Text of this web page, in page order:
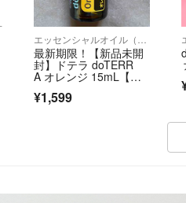
最新期限！【新品未開
封】ドテラ doTERR
A オレンジ 15mL【正
規品】
¥1,599